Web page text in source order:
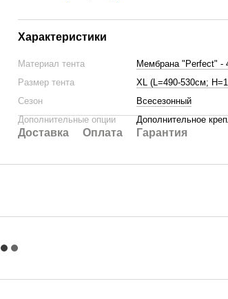
Характеристики
Материал тента
Мембрана "Perfect" -
Размер тента
XL (L=490-530см;
Сезон
Всесезонный
Дополнительные опции
Дополнительное
Доставка Оплата Гарантия